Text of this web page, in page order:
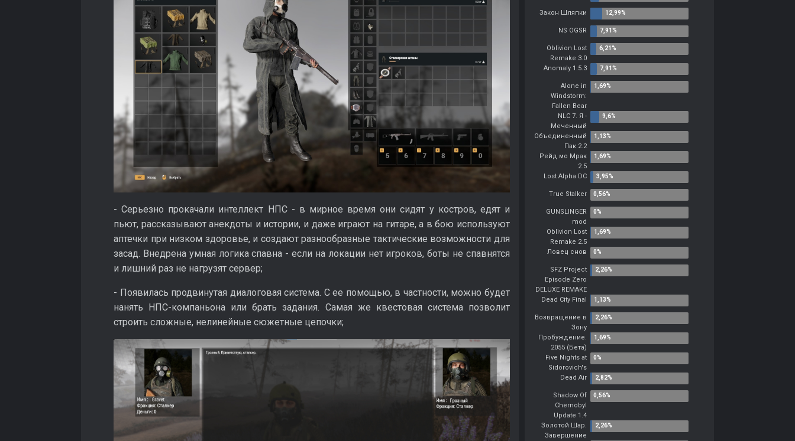
- Серьезно прокачали интеллект НПС - в мирное время они сидят у костров, едят и
пьют, рассказывают анекдоты и истории, и даже играют на гитаре, а в бою используют
аптечки при низком здоровье, и создают разнообразные тактические возможности для
засад. Внедрена умная логика спавна - если на локации нет игроков, боты не спавнятся
и лишний раз не нагрузят сервер;
- Появилась продвинутая диалоговая система. С ее помощью, в частности, можно будет
нанять НПС-компаньона или брать задания. Самая же квестовая система позволит
строить сложные, нелинейные сюжетные цепочки;
Закон Шляпки
NS OGSR
Oblivion Lost
Remake 3.0
Anomaly 1.5.3
Alone in
Windstorm:
Fallen Bear
NLC 7. Я -
Меченный
Объединенный
Пак 2.2
Рейд мо Мрак
2.5
Lost Alpha DC
True Stalker
GUNSLINGER
mod
Oblivion Lost
Remake 2.5
Ловец снов
SFZ Project
Episode Zero
DELUXE REMAKE
Dead City Final
Возвращение в
Зону
Пробуждение.
2055 (Бета)
Five Nights at
Sidorovich's
Dead Air
Shadow Of
Chernobyl
Update 1.4
Золотой Шар.
Завершение